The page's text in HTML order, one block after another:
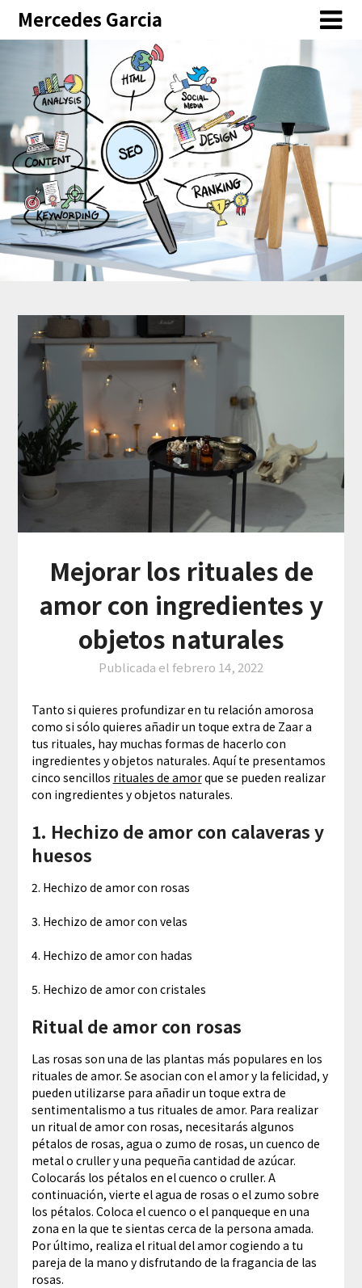
SkipMercedes Garcia
Mejorar los rituales de
amor con ingredientes y
objetos naturales
Publicada el febrero 14, 2022
Tanto si quieres profundizar en tu relación amorosa
como si sólo quieres añadir un toque extra de Zaar a
tus rituales, hay muchas formas de hacerlo con
ingredientes y objetos naturales. Aquí te presentamos
cinco sencillos rituales de amorque se pueden realizar
con ingredientes y objetos naturales.
1. Hechizo de amor con calaveras y
huesos
2. Hechizo de amor con rosas
3. Hechizo de amor con velas
4. Hechizo de amor con hadas
5. Hechizo de amor con cristales
Ritual de amor con rosas
Las rosas son una de las plantas más populares en los
rituales de amor. Se asocian con el amor y la felicidad, y
pueden utilizarse para añadir un toque extra de
sentimentalismo a tus rituales de amor. Para realizar
un ritual de amor con rosas, necesitarás algunos
pétalos de rosas, agua o zumo de rosas, un cuenco de
metal o cruller y una pequeña cantidad de azúcar.
Colocarás los pétalos en el cuenco o cruller. A
continuación, vierte el agua de rosas o el zumo sobre
los pétalos. Coloca el cuenco o el panqueque en una
zona en la que te sientas cerca de la persona amada.
Por último, realiza el ritual del amor cogiendo a tu
pareja de la mano y disfrutando de la fragancia de las
rosas.